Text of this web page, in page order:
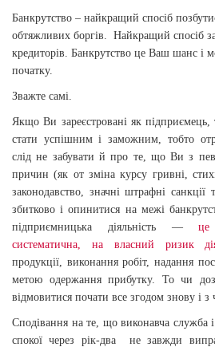
Банкрутство – найкращий спосіб
обтяжливих боргів. Найкращий спосіб
кредиторів. Банкрутство це Ваш шанс і
початку.
Зважте самі.
Якщо Ви зареєстровані як підприємець,
стати успішним і заможним, тобто
слід не забувати й про те, що Ви з
причин (як от зміна курсу гривні,
законодавство, значні штрафні
збитково і опинитися на межі
підприємницька діяльність
—
це
систематична, на власний ризик
продукції, виконання робіт, надання
метою одержання прибутку. То чи
відмовитися почати все згодом знову і з
Сподівання на те, що виконавча служба
спокої через рік-два не завжди